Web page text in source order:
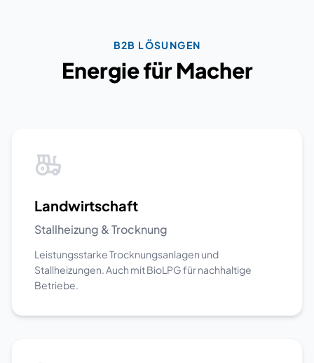
B2B LÖSUNGEN
Energie für Macher
Landwirtschaft
Stallheizung & Trocknung
Leistungsstarke Trocknungsanlagen und
Stallheizungen. Auch mit BioLPG für nachhaltige
Betriebe.